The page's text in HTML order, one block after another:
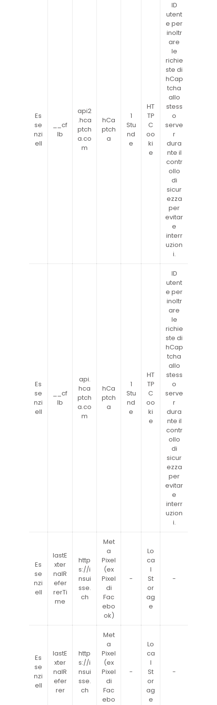
Es
se
nzi
ell
__cf
lb
api2
.hca
ptch
a.co
m
hCa
ptch
a
1
Stu
nd
e
HT
TP
C
oo
ki
e
ID
utent
e per
inoltr
are
le
richie
ste di
hCap
tcha
allo
stess
o
serve
r
dura
nte il
contr
ollo
di
sicur
ezza
per
evitar
e
interr
uzion
i.
Es
se
nzi
ell
__cf
lb
api.
hca
ptch
a.co
m
hCa
ptch
a
1
Stu
nd
e
HT
TP
C
oo
ki
e
ID
utent
e per
inoltr
are
le
richie
ste di
hCap
tcha
allo
stess
o
serve
r
dura
nte il
contr
ollo
di
sicur
ezza
per
evitar
e
interr
uzion
i.
Es
se
nzi
ell
lastE
xter
nalR
efer
rerTi
me
http
s://i
nsui
sse.
ch
Met
a
Pixel
(ex
Pixel
di
Fac
ebo
ok)
-
Lo
ca
l
St
or
ag
e
-
Es
se
nzi
ell
lastE
xter
nalR
efer
rer
http
s://i
nsui
sse.
ch
Met
a
Pixel
(ex
Pixel
di
Fac
ebo
-
Lo
ca
l
St
or
ag
e
-